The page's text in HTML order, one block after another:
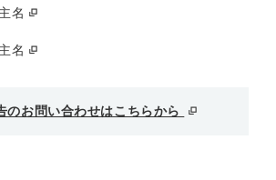
名
名
のお問い合わせはこちらから